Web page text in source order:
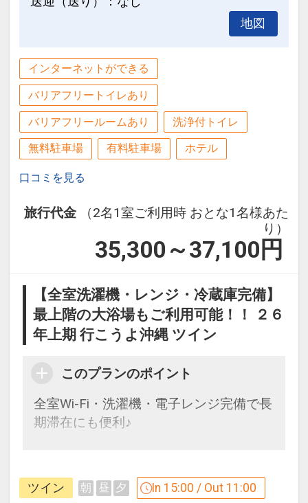
地図
インターネットができる
バリアフリートイレあり
バリアフリールームあり 洗浄付トイレ
無料駐車場 有料駐車場 ホテル
口コミを見る
旅行代金
（2名1室ご利用時 おとな1名様あた
り）
35,300～37,100 円
【全室洗濯機・レンジ・冷蔵庫完備】
最上階の大浴場もご利用可能！！ ２６
年上期 行こうよ沖縄 ツイン
このプランのポイント
全室Wi-Fi・洗濯機・電子レンジ完備で長
期滞在にも便利♪
割引がございます
ご宿泊の９０日前までにお申し込みにな
ツイン 朝 昼 夕 In 15:00 / Out 11:00